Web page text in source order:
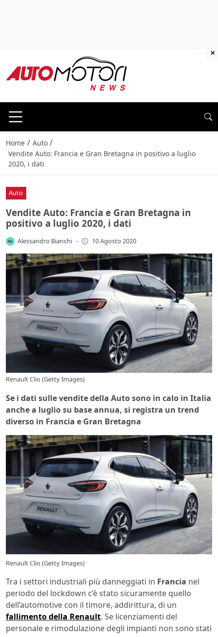
Home / Auto /
Vendite Auto: Francia e Gran Bretagna in positivo a luglio
2020, i dati
Auto
Vendite Auto: Francia e Gran Bretagna in
positivo a luglio 2020, i dati
Alessandro Bianchi - 10 Agosto 2020
Renault Clio (Getty Images)
Se i dati sulle vendite della Auto sono in calo in Italia
anche a luglio su base annua, si registra un trend
diverso in Francia e Gran Bretagna
Renault Clio (Getty Images)
Tra i settori industriali più danneggiati in Francia nel
periodo del lockdown c’è stato sicuramente quello
dell’automotive con il timore, addirittura, di un
fallimento della Renault. Se licenziamenti del
personale e rimodulazione degli impianti non sono stati
×